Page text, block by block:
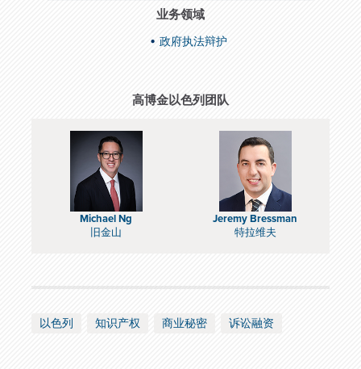
业务领域
政府执法辩护
高博金以色列团队
Michael Ng
旧金山
Jeremy Bressman
特拉维夫
以色列 知识产权 商业秘密 诉讼融资